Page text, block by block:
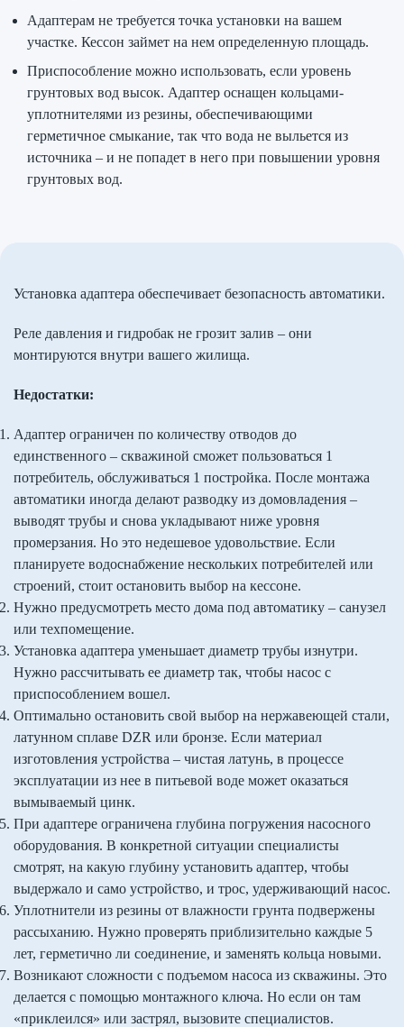
Адаптерам не требуется точка установки на вашем
участке. Кессон займет на нем определенную площадь.
Приспособление можно использовать, если уровень
грунтовых вод высок. Адаптер оснащен кольцами-
уплотнителями из резины, обеспечивающими
герметичное смыкание, так что вода не выльется из
источника – и не попадет в него при повышении уровня
грунтовых вод.
Установка адаптера обеспечивает безопасность автоматики.
Реле давления и гидробак не грозит залив – они
монтируются внутри вашего жилища.
Недостатки:
Адаптер ограничен по количеству отводов до
единственного – скважиной сможет пользоваться 1
потребитель, обслуживаться 1 постройка. После монтажа
автоматики иногда делают разводку из домовладения –
выводят трубы и снова укладывают ниже уровня
промерзания. Но это недешевое удовольствие. Если
планируете водоснабжение нескольких потребителей или
строений, стоит остановить выбор на кессоне.
Нужно предусмотреть место дома под автоматику – санузел
или техпомещение.
Установка адаптера уменьшает диаметр трубы изнутри.
Нужно рассчитывать ее диаметр так, чтобы насос с
приспособлением вошел.
Оптимально остановить свой выбор на нержавеющей стали,
латунном сплаве DZR или бронзе. Если материал
изготовления устройства – чистая латунь, в процессе
эксплуатации из нее в питьевой воде может оказаться
вымываемый цинк.
При адаптере ограничена глубина погружения насосного
оборудования. В конкретной ситуации специалисты
смотрят, на какую глубину установить адаптер, чтобы
выдержало и само устройство, и трос, удерживающий насос.
Уплотнители из резины от влажности грунта подвержены
рассыханию. Нужно проверять приблизительно каждые 5
лет, герметично ли соединение, и заменять кольца новыми.
Возникают сложности с подъемом насоса из скважины. Это
делается с помощью монтажного ключа. Но если он там
«приклеился» или застрял, вызовите специалистов.